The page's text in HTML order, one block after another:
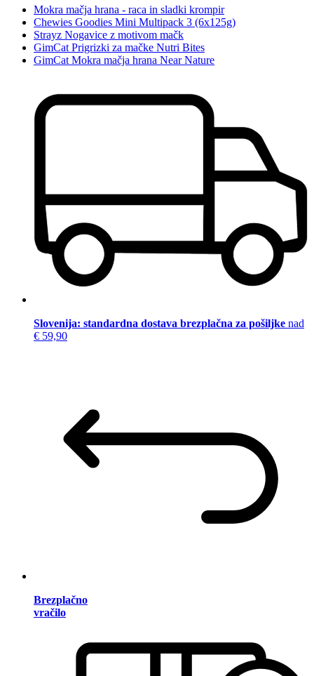
Mokra mačja hrana - raca in sladki krompir
Chewies Goodies Mini Multipack 3 (6x125g)
Strayz Nogavice z motivom mačk
GimCat Prigrizki za mačke Nutri Bites
GimCat Mokra mačja hrana Near Nature
Slovenija: standardna dostava brezplačna za pošiljke nad
€ 59,90
Brezplačno
vračilo